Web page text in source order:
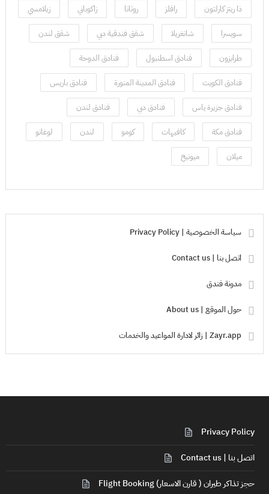
ذا ريتز كارلتون رافلز روتانا زاكوباني زيلامسي
سويسرا شانغريلا شقق فندقية دبي شقق لندن
طرابزون فنادق اسطنبول فنادق الدوحة
فنادق الكويت فنادق المدينة المنورة فنادق باريس
فنادق جزيرة ياس فنادق دبي فنادق لندن
فنادق مكة كافيهات كومو لندن لوغانو
ميلان ميونيخ
سياسة الخصوصية | Privacy Policy
اتصل بنا | Contact us
مدونة فندق
حول الموقع | About us
Zayr.app | زائر لادارة المواعيد والخدمات
Privacy Policy
اتصل بنا | Contact us
حجز تذاكر طيران ( قارن الاسعار) Flight Booking